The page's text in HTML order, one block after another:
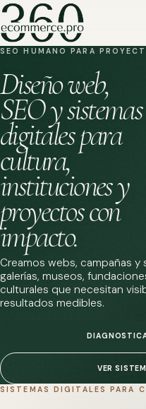
SEO HUMANO PARA
Diseño web,
SEO y sistemas
digitales para
cultura,
instituciones y
proyectos con
impacto.
Creamos webs, campañas y
galerías, museos,
culturales que necesitan
resultados medibles.
VER
SISTEMAS DIGITALES PARA